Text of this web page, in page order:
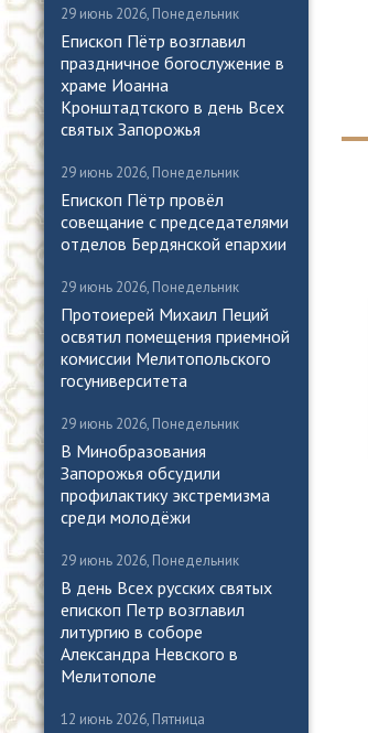
29 июнь 2026, Понедельник
Епископ Пётр возглавил
праздничное богослужение в
храме Иоанна
Кронштадтского в день Всех
святых Запорожья
29 июнь 2026, Понедельник
Епископ Пётр провёл
совещание с председателями
отделов Бердянской епархии
29 июнь 2026, Понедельник
Протоиерей Михаил Пеций
освятил помещения приемной
комиссии Мелитопольского
госуниверситета
29 июнь 2026, Понедельник
В Минобразования
Запорожья обсудили
профилактику экстремизма
среди молодёжи
29 июнь 2026, Понедельник
В день Всех русских святых
епископ Петр возглавил
литургию в соборе
Александра Невского в
Мелитополе
12 июнь 2026, Пятница